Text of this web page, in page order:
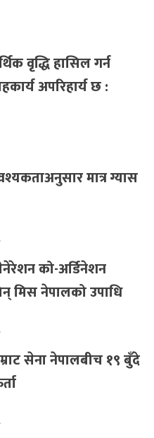
वृद्धि हासिल गर्न
अपरिहार्य छ :
मात्र ग्यास
को-अर्डिनेशन
मिस नेपालको उपाधि
सेना नेपालबीच १९ बुँदे